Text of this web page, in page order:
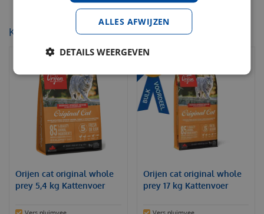
KIJK OOK EENS NAAR:
Orijen cat original whole
prey 5,4 kg Kattenvoer
Vers pluimvee
Orijen cat original whole
prey 17 kg Kattenvoer
Vers pluimvee
ALLES AFWIJZEN
DETAILS WEERGEVEN